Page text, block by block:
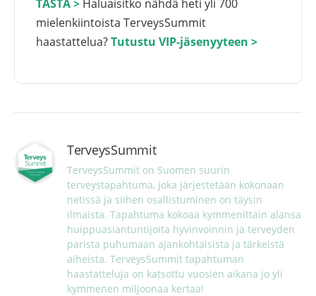
TÄSTÄ > Haluaisitko nähdä heti yli 700
mielenkiintoista TerveysSummit
haastattelua?Tutustu VIP-jäsenyyteen >
TerveysSummit
TerveysSummit on Suomen suurin
terveystapahtuma, joka järjestetään kokonaan
netissä ja siihen osallistuminen on täysin
ilmaista. Tapahtuma kokoaa kymmenittäin alansa
huippuasiantuntijoita hyvinvoinnin ja terveyden
parista puhumaan ajankohtaisista ja tärkeistä
aiheista. TerveysSummit tapahtuman
haastatteluja on katsottu vuosien aikana jo yli
kymmenen miljoonaa kertaa!